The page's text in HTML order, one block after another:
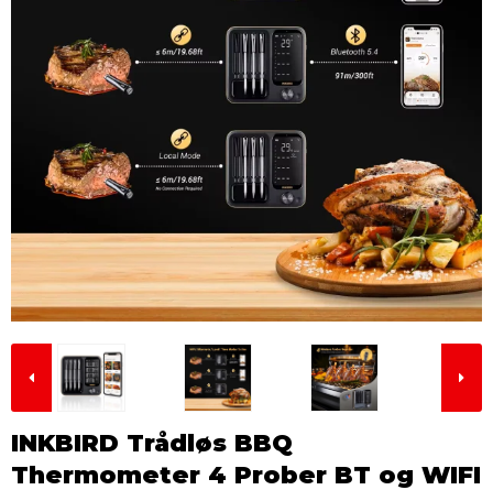
INKBIRD Trådløs BBQ
Thermometer 4 Prober BT og WIFI